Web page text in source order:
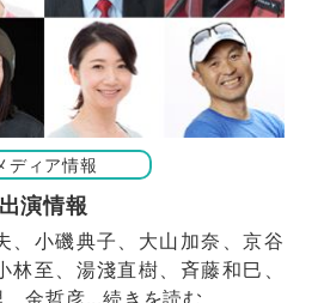
ディア情報
演情報
、小磯典子、大山加奈、京谷
林至、湯淺直樹、斉藤和巳、
、金哲彦...続きを読む